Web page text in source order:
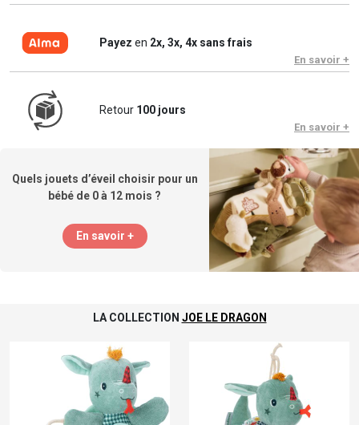
Payez en 2x, 3x, 4x sans frais
En savoir +
Retour 100 jours
En savoir +
Quels jouets d’éveil choisir pour un
bébé de 0 à 12 mois ?
En savoir +
LA COLLECTION JOE LE DRAGON